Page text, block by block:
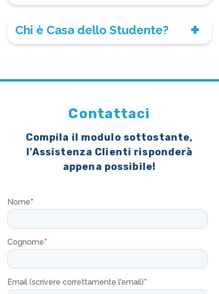
Chi è Casa dello Studente?
Contattaci
Compila il modulo sottostante,
l'Assistenza Clienti risponderà
appena possibile!